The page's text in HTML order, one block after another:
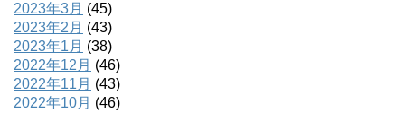
2023年3月 (45)
2023年2月 (43)
2023年1月 (38)
2022年12月 (46)
2022年11月 (43)
2022年10月 (46)